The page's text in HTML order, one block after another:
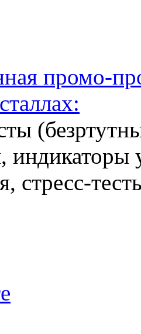
промо-
индикаторы
стресс-